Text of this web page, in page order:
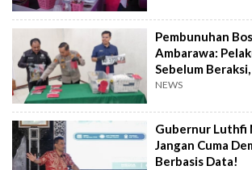
Pembunuhan
Ambarawa:
Sebelum
Datangi TKP
NEWS
Gubernur Luthfi
Jangan Cuma
Berbasis Data!